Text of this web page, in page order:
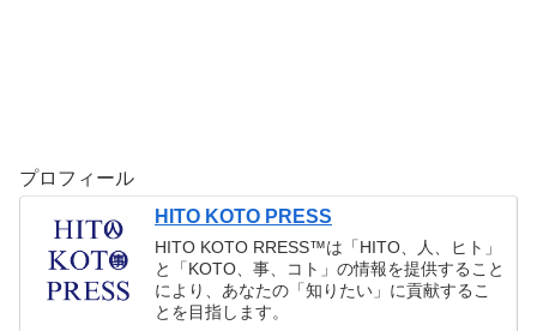
プロフィール
HITO KOTO PRESS
HITO KOTO RRESS™︎は「HITO、人、ヒト」
と「KOTO、事、コト」の情報を提供すること
により、あなたの「知りたい」に貢献するこ
とを目指します。